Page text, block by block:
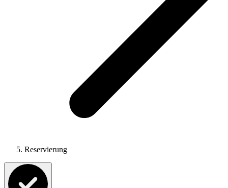
Reservierung